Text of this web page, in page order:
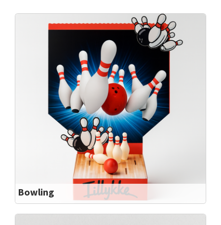
Bowling
Sangskjuler til Bowleren
Sangskjuler til Bowleren Lav en STRIKE til festen.....